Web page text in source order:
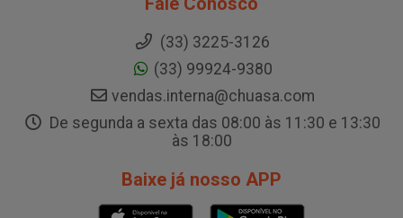
(33) 3225-3126
(33) 99924-9380
vendas.interna@chuasa.com
De segunda a sexta das 08:00 às 11:30 e 13:30
às 18:00
Baixe já nosso APP